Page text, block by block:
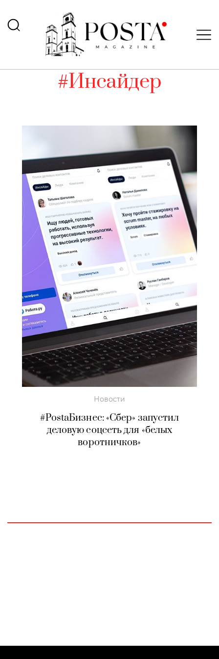
#Инсайдер
Новости
#PostaБизнес: «Сбер» запустил
деловую соцсеть для «белых
воротничков»